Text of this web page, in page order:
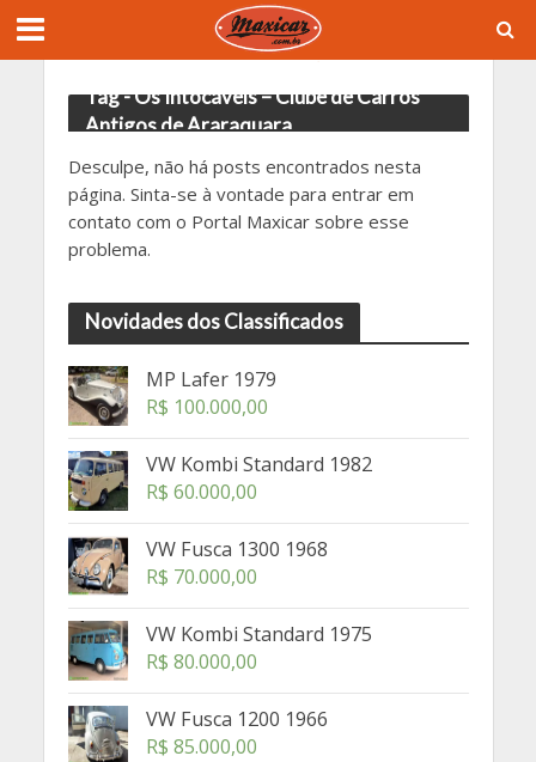
Tag - Os Intocáveis – Clube de Carros
Antigos de Araraquara
Desculpe, não há posts encontrados nesta
página. Sinta-se à vontade para entrar em
contato com o Portal Maxicar sobre esse
problema.
Novidades dos Classificados
MP Lafer 1979
R$ 100.000,00
VW Kombi Standard 1982
R$ 60.000,00
VW Fusca 1300 1968
R$ 70.000,00
VW Kombi Standard 1975
R$ 80.000,00
VW Fusca 1200 1966
R$ 85.000,00